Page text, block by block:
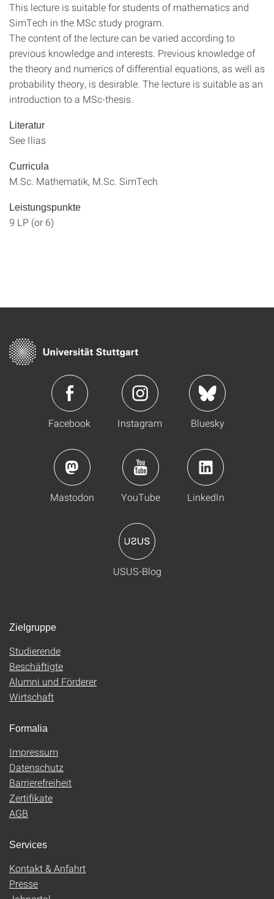
This lecture is suitable for students of mathematics and
SimTech in the MSc study program.
The content of the lecture can be varied according to
previous knowledge and interests. Previous knowledge of
the theory and numerics of differential equations, as well as
probability theory, is desirable. The lecture is suitable as an
introduction to a MSc-thesis.
Literatur
See Ilias
Curricula
M.Sc. Mathematik, M.Sc. SimTech
Leistungspunkte
9 LP (or 6)
Facebook Instagram Bluesky
Mastodon YouTube LinkedIn
USUS-Blog
Zielgruppe
Studierende
Beschäftigte
Alumni und Förderer
Wirtschaft
Formalia
Impressum
Datenschutz
Barrierefreiheit
Zertifikate
AGB
Services
Kontakt & Anfahrt
Presse